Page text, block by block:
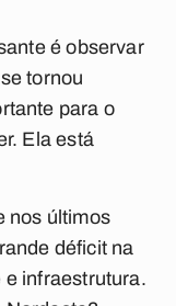
é observar
tornou
para o
Ela está
nos últimos
déficit na
e infraestrutura.